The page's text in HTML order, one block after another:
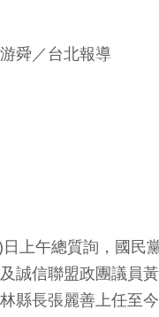
游舜／台北報導
上午總質詢，國民
誠信聯盟政團議員
縣長張麗善上任至